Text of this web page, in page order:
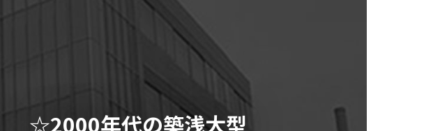
☆2000年代の築浅大型